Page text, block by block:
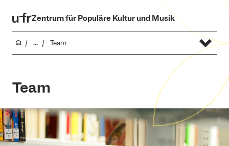
Zentrum für Populäre Kultur und Musik
... Team
Team